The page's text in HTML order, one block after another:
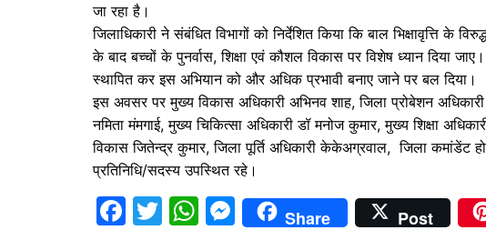
जा रहा है।
जिलाधिकारी ने संबंधित विभागों को निर्देशित किया कि बाल भिक्षावृत्ति के
के बाद बच्चों के पुनर्वास, शिक्षा एवं कौशल विकास पर विशेष ध्यान दिया
स्थापित कर इस अभियान को और अधिक प्रभावी बनाए जाने पर बल दिया।
इस अवसर पर मुख्य विकास अधिकारी अभिनव शाह, जिला प्रोबेशन अधिकारी
नमिता मंमगाई, मुख्य चिकित्सा अधिकारी डॉ मनोज कुमार, मुख्य शिक्षा
विकास जितेन्द्र कुमार, जिला पूर्ति अधिकारी केकेअग्रवाल, जिला कमांडेंट
प्रतिनिधि/सदस्य उपस्थित रहे।
F
T
W M
Share Post